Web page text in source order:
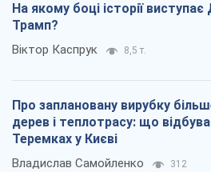
На якому боці історії
Трамп?
Віктор Каспрук 8,5 т.
Про заплановану вирубку
дерев і теплотрасу: що
Теремках у Києві
Владислав Самойленко 312